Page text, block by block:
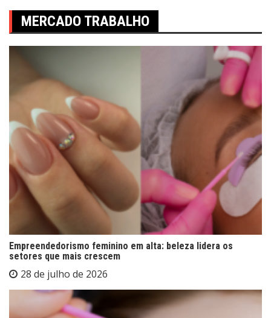
MERCADO TRABALHO
Empreendedorismo feminino em alta: beleza lidera os
setores que mais crescem
28 de julho de 2026